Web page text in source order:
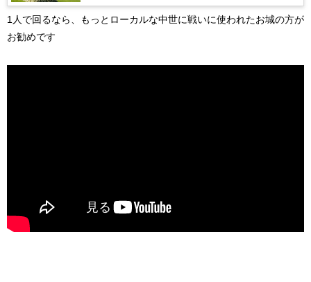
1人で回るなら、もっとローカルな中世に戦いに使われたお城の方が
お勧めです